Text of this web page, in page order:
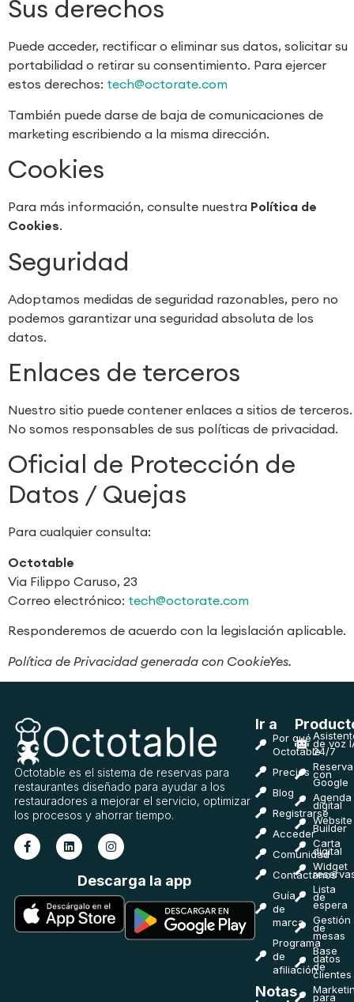
Sus derechos
Puede acceder, rectificar o eliminar sus datos, solicitar su
portabilidad o retirar su consentimiento. Para ejercer
estos derechos: tech@octorate.com
También puede darse de baja de comunicaciones de
marketing escribiendo a la misma dirección.
Cookies
Para más información, consulte nuestra Política de
Cookies.
Seguridad
Adoptamos medidas de seguridad razonables, pero no
podemos garantizar una seguridad absoluta de los
datos.
Enlaces de terceros
Nuestro sitio puede contener enlaces a sitios de terceros.
No somos responsables de sus políticas de privacidad.
Oficial de Protección de
Datos / Quejas
Para cualquier consulta:
Octotable
Via Filippo Caruso, 23
Correo electrónico: tech@octorate.com
Responderemos de acuerdo con la legislación aplicable.
Política de Privacidad generada con CookieYes.
Octotable es el sistema de reservas para
restaurantes diseñado para ayudar a los
restauradores a mejorar el servicio, optimizar
los procesos y ahorrar tiempo.
Descarga la app
Ir a
Por qué
Octotable
Precios
Blog
Registrarse
Acceder
Comunidad
Contáctanos
Guía
de
marca
Programa
de
afiliación
Notas
de voz
24/7
Reserva
con
Google
Agenda
digital
Website
Builder
Carta
digital
Widget
Lista
de
espera
Gestión
de
mesas
Base
datos
de
clientes
para